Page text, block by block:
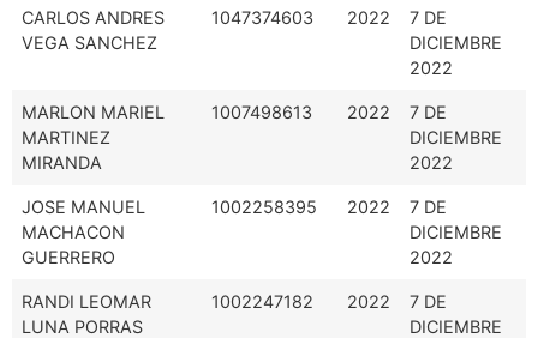
CARLOS ANDRES
VEGA SANCHEZ
1047374603 2022
7 DE
DICIEMBRE
2022
MARLON MARIEL
MARTINEZ
MIRANDA
1007498613 2022
7 DE
DICIEMBRE
2022
JOSE MANUEL
MACHACON
GUERRERO
1002258395 2022
7 DE
DICIEMBRE
2022
RANDI LEOMAR
LUNA PORRAS
1002247182 2022
7 DE
DICIEMBRE